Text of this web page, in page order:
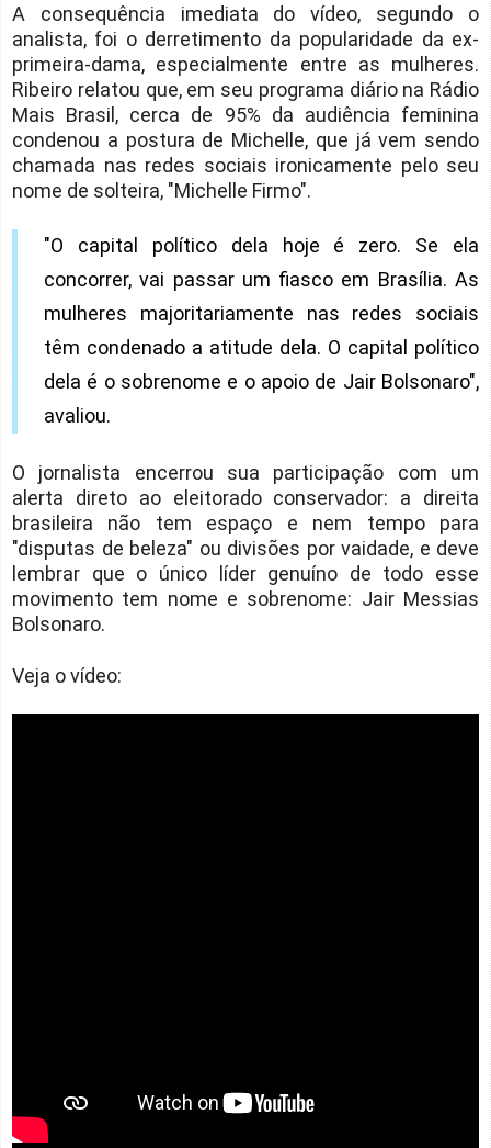
A consequência imediata do vídeo, segundo o
analista, foi o derretimento da popularidade da ex-
primeira-dama, especialmente entre as mulheres.
Ribeiro relatou que, em seu programa diário na Rádio
Mais Brasil, cerca de 95% da audiência feminina
condenou a postura de Michelle, que já vem sendo
chamada nas redes sociais ironicamente pelo seu
nome de solteira, "Michelle Firmo".
"O capital político dela hoje é zero. Se ela
concorrer, vai passar um fiasco em Brasília. As
mulheres majoritariamente nas redes sociais
têm condenado a atitude dela. O capital político
dela é o sobrenome e o apoio de Jair Bolsonaro",
avaliou.
O jornalista encerrou sua participação com um
alerta direto ao eleitorado conservador: a direita
brasileira não tem espaço e nem tempo para
"disputas de beleza" ou divisões por vaidade, e deve
lembrar que o único líder genuíno de todo esse
movimento tem nome e sobrenome: Jair Messias
Bolsonaro.
Veja o vídeo: